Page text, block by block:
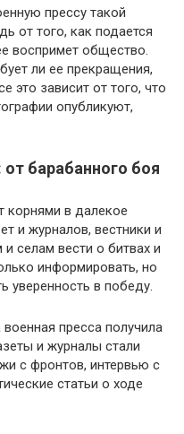
прессу такой
от того, как подается
воспримет общество.
ли ее прекращения,
это зависит от того, что
опубликуют,
барабанного боя
корнями в далекое
и журналов, вестники и
селам вести о битвах и
информировать, но
уверенность в победу.
пресса получила
и журналы стали
с фронтов, интервью с
статьи о ходе